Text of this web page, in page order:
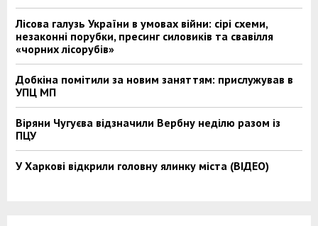
Лісова галузь України в умовах війни: сірі схеми,
незаконні порубки, пресинг силовиків та свавілля
«чорних лісорубів»
Добкіна помітили за новим заняттям: прислужував в
УПЦ МП
Віряни Чугуєва відзначили Вербну неділю разом із
ПЦУ
У Харкові відкрили головну ялинку міста (ВІДЕО)